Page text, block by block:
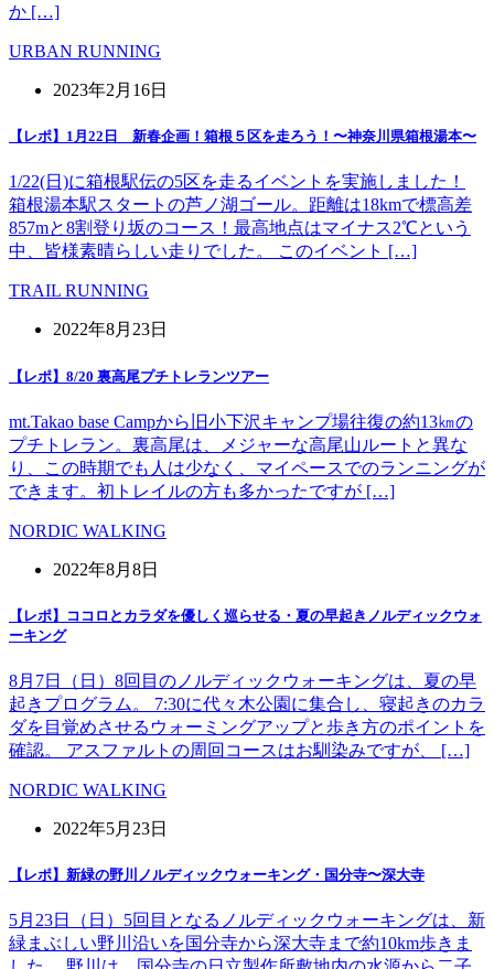
か […]
URBAN RUNNING
2023年2月16日
【レポ】1月22日 新春企画！箱根５区を走ろう！〜神奈川県箱根湯本〜
1/22(日)に箱根駅伝の5区を走るイベントを実施しました！
箱根湯本駅スタートの芦ノ湖ゴール。距離は18kmで標高差
857mと8割登り坂のコース！最高地点はマイナス2℃という
中、皆様素晴らしい走りでした。 このイベント […]
TRAIL RUNNING
2022年8月23日
【レポ】8/20 裏高尾プチトレランツアー
mt.Takao base Campから旧小下沢キャンプ場往復の約13㎞の
プチトレラン。裏高尾は、メジャーな高尾山ルートと異な
り、この時期でも人は少なく、マイペースでのランニングが
できます。初トレイルの方も多かったですが […]
NORDIC WALKING
2022年8月8日
【レポ】ココロとカラダを優しく巡らせる・夏の早起きノルディックウォ
ーキング
8月7日（日）8回目のノルディックウォーキングは、夏の早
起きプログラム。 7:30に代々木公園に集合し、寝起きのカラ
ダを目覚めさせるウォーミングアップと歩き方のポイントを
確認。 アスファルトの周回コースはお馴染みですが、 […]
NORDIC WALKING
2022年5月23日
【レポ】新緑の野川ノルディックウォーキング・国分寺〜深大寺
5月23日（日）5回目となるノルディックウォーキングは、新
緑まぶしい野川沿いを国分寺から深大寺まで約10km歩きま